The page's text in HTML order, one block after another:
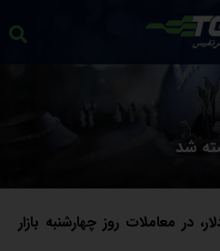
شد
در معاملات روز چهارشنبه بازار